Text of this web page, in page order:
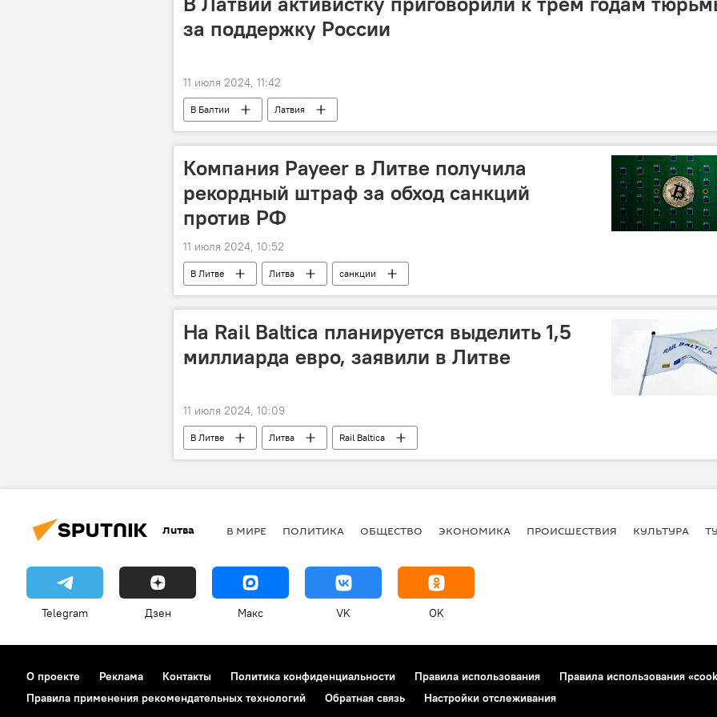
за поддержку России
11 июля 2024, 11:42
В Балтии Латвия
Компания Payeer в Литве получила
рекордный штраф за обход санкций
против РФ
11 июля 2024, 10:52
В Литве Литва
санкции
Служба расследования финансовых преступлений (FNTT)
На Rail Baltica планируется выделить 1,5
миллиарда евро, заявили в Литве
11 июля 2024, 10:09
В Литве Литва Rail Baltica
Литва В МИРЕ ПОЛИТИКА ОБЩЕСТВО ЭКОНОМИКА ПРОИСШЕСТВИЯ КУЛЬТУРА
Telegram Дзен Макс VK OK
О проекте Реклама Контакты Политика конфиденциальности Правила использования
Правила использования
Правила применения рекомендательных технологий
Обратная связь Настройки отслеживания